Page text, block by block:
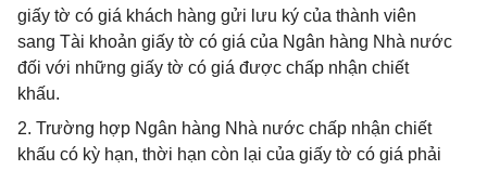
giấy tờ có giá khách hàng gửi lưu ký của thành viên
sang Tài khoản giấy tờ có giá của Ngân hàng Nhà nước
đối với những giấy tờ có giá được chấp nhận chiết
khấu.
2. Trường hợp Ngân hàng Nhà nước chấp nhận chiết
khấu có kỳ hạn, thời hạn còn lại của giấy tờ có giá phải